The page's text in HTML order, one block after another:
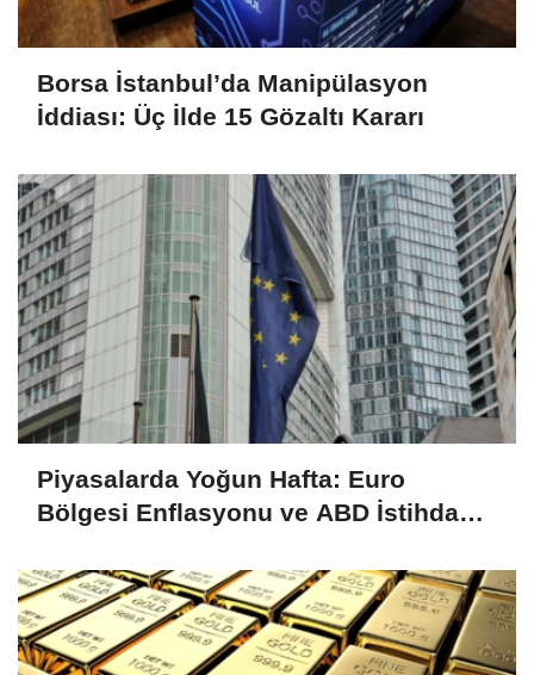
Borsa İstanbul’da Manipülasyon
İddiası: Üç İlde 15 Gözaltı Kararı
Piyasalarda Yoğun Hafta: Euro
Bölgesi Enflasyonu ve ABD İstihdam